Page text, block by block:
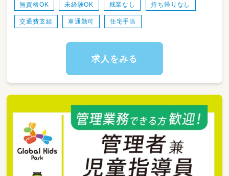
無資格OK 未経験OK 残業なし 持ち帰りなし
交通費支給 車通勤可 住宅手当
求人をみる